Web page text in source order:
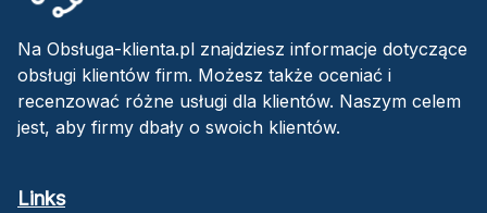
Na Obsługa-klienta.pl znajdziesz informacje dotyczące
obsługi klientów firm. Możesz także oceniać i
recenzować różne usługi dla klientów. Naszym celem
jest, aby firmy dbały o swoich klientów.
Links